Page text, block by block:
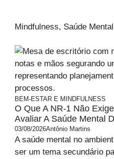
Mindfulness, Saúde
BEM-ESTAR E MINDFULNESS
O Que A NR-1 Não
Avaliar A Saúde Mental
03/08/2026Antônio Martins
A saúde mental no
ser um tema secundário